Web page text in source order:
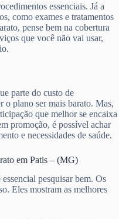
essenciais. Já a
como exames e tratamentos
pense bem na cobertura
que você não vai usar,
parte do custo de
o plano ser mais barato. Mas,
que melhor se encaixa
promoção, é possível achar
e necessidades de saúde.
em Patis – (MG)
pesquisar bem. Os
Eles mostram as melhores